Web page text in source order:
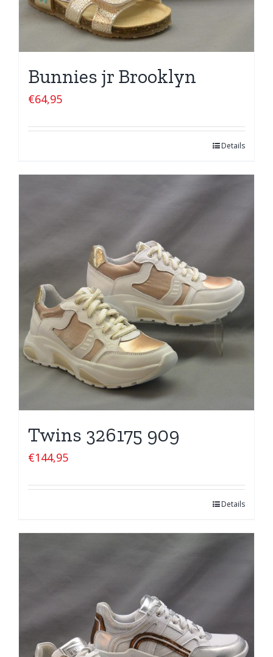
Bunnies jr Brooklyn
€64,95
Details
Twins 326175 909
€144,95
Details